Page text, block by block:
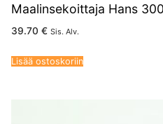
Maalinsekoittaja Hans
39.70 € Sis. Alv.
Lisää ostoskoriin